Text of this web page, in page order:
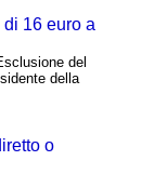
16 euro a
del
della
o